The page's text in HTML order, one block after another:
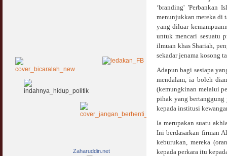
‘branding' 'Perbankan
menunjukkan mereka di
yang diluar
untuk mencari sesuatu
ilmuan khas Shariah,
sekadar jenama kosong
Adapun bagi sesiapa
mendalam, ia boleh
(kemungkinan melalui
pihak yang bertanggung
kepada institusi
Ia merupakan suatu
Ini berdasarkan firman
keburukan, mereka
kepada perkara itu
Zaharuddin.net